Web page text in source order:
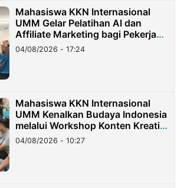
Mahasiswa KKN Internasional
UMM Gelar Pelatihan AI dan
Affiliate Marketing bagi Pekerja
Migran Indonesia di Taiwan
04/08/2026 - 17:24
Mahasiswa KKN Internasional
UMM Kenalkan Budaya Indonesia
melalui Workshop Konten Kreatif
di Taiwan
04/08/2026 - 10:27